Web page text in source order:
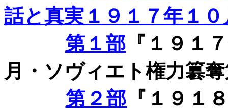
話と真実１９１７年１
第１部 『１９１
月・ソヴィエト権力簒
第２部 『１９１